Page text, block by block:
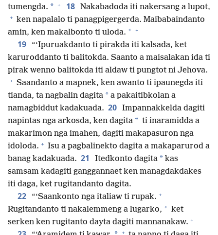
tumengda. * + 18 Nakabadoda iti nakersang a lupot,
+ ken napalalo ti panagpigergerda. Maibabaindanto
amin, ken makalbonto ti uloda. * +
19
“‘Ipuruakdanto ti pirakda iti kalsada, ket
karuroddanto ti balitokda. Saanto a maisalakan ida ti
pirak wenno balitokda iti aldaw ti pungtot ni Jehova.
+ Saandanto a mapnek, ken awanto ti ipaunegda iti
tianda, ta nagbalin dagita * a pakaitibkolan a
namagbiddut kadakuada. 20 Impannakkelda dagiti
napintas nga arkosda, ken dagita * ti inaramidda a
makarimon nga imahen, dagiti makapasuron nga
idoloda. + Isu a pagbalinekto dagita a makaparurod a
banag kadakuada. 21 Itedkonto dagita * kas
samsam kadagiti ganggannaet ken managdakdakes
iti daga, ket rugitandanto dagita.
22 “‘Saankonto nga italiaw ti rupak. +
Rugitandanto ti nakalemmeng a lugarko, * ket
serken ken rugitanto dayta dagiti mannanakaw. +
+